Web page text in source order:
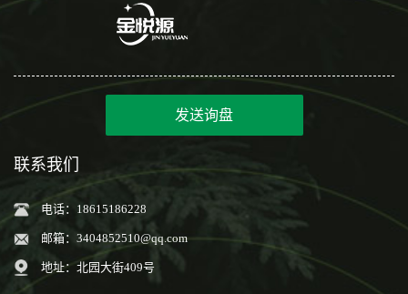
发送询盘
联系我们
电话：18615186228
邮箱： 3404852510@qq.com
地址：北园大街409号